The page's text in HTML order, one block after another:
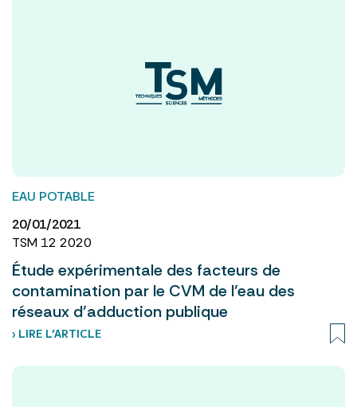
EAU POTABLE
20/01/2021
TSM 12 2020
Étude expérimentale des facteurs de
contamination par le CVM de l’eau des
réseaux d’adduction publique
› LIRE L’ARTICLE